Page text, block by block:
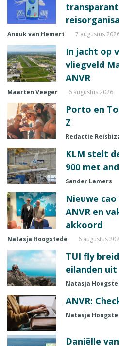
Anouk van Hemert 7 augustus
In jacht op
vliegveld
ANVR
Maarten Veeger 6 augustus 2026
Porto en
Z
Redactie
KLM stelt
900 met
Sander Lamers
Nieuwe
ANVR en
akkoord
Natasja Hoogstede 6 augustus
TUI fly
eilanden uit
Natasja
ANVR:
Natasja
Daniëlle